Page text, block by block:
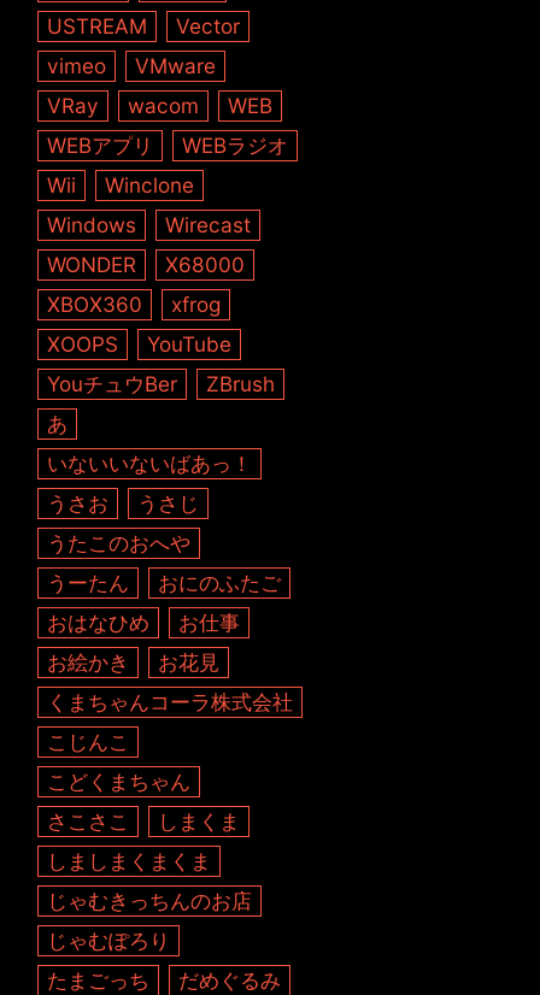
USTREAM
Vector
vimeo
VMware
VRay
wacom
WEB
WEBアプリ
WEBラジオ
Wii
Winclone
Windows
Wirecast
WONDER
X68000
XBOX360
xfrog
XOOPS
YouTube
YouチュウBer
ZBrush
あ
いないいないばあっ！
うさお
うさじ
うたこのおへや
うーたん
おにのふたご
おはなひめ
お仕事
お絵かき
お花見
くまちゃんコーラ株式会社
こじんこ
こどくまちゃん
さこさこ
しまくま
しましまくまくま
じゃむきっちんのお店
じゃむぽろり
たまごっち
だめぐるみ